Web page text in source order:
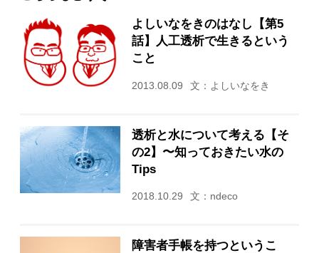
よしいなをきのはなし【第5
話】人工透析で生きるという
こと
2013.08.09 文：よしいなをき
透析と水について考える【そ
の2】〜知っておきたい水の
Tips
2018.10.29 文：ndeco
障害者手帳を持つというこ